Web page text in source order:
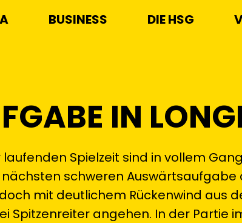
BUSINESS DIE HSG
IN
Spielzeit sind in vollem
schweren
mit deutlichem Rückenwind aus
Spitzenreiter angehen. In der Partie